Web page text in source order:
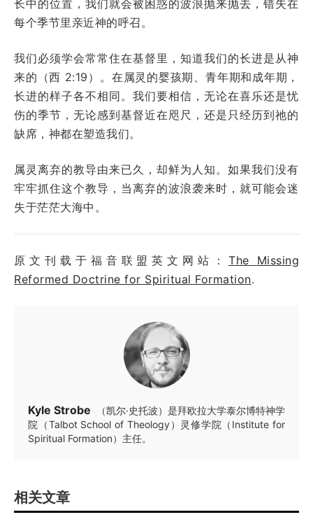
长中的位置，我们就会被困惑的波浪抛来抛去，错失在
每个季节里亲近神的呼召。
我们必须学会常常住在基督里，知道我们的长进是从神
来的（西 2:19）。在属灵的婴孩期、青年期和成年期，
长进的样子各不相同。我们要相信，无论在喜乐还是忧
伤的季节，无论感到基督近在咫尺，还是只经历到祂的
缺席，神都在塑造我们。
属灵离弃的教导由来已久，却鲜为人知。如果我们没有
牢牢抓住这个教导，当离弃的波浪袭来时，就可能会迷
失于茫茫大海中。
原文刊载于福音联盟英文网站：The Missing
Reformed Doctrine for Spiritual Formation.
Kyle Strobe
（凯尔·史托波）是拜欧拉大学泰尔博特神学
院（Talbot School of Theology）灵修学院（Institute for
Spiritual Formation）主任。
相关文章